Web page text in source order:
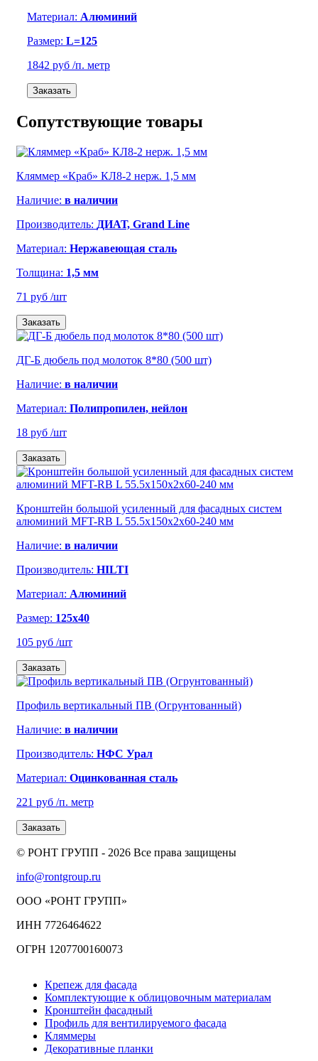
Материал: Алюминий
Размер: L=125
1842 руб /п. метр
Заказать
Сопутствующие товары
Кляммер «Краб» КЛ8-2 нерж. 1,5 мм
Наличие: в наличии
Производитель: ДИАТ, Grand Line
Материал: Нержавеющая сталь
Толщина: 1,5 мм
71 руб /шт
Заказать
ДГ-Б дюбель под молоток 8*80 (500 шт)
Наличие: в наличии
Материал: Полипропилен, нейлон
18 руб /шт
Заказать
Кронштейн большой усиленный для фасадных систем
алюминий MFT-RB L 55.5x150x2x60-240 мм
Наличие: в наличии
Производитель: HILTI
Материал: Алюминий
Размер: 125x40
105 руб /шт
Заказать
Профиль вертикальный ПВ (Огрунтованный)
Наличие: в наличии
Производитель: НФС Урал
Материал: Оцинкованная сталь
221 руб /п. метр
Заказать
© РОНТ ГРУПП - 2026 Все права защищены
info@rontgroup.ru
ООО «РОНТ ГРУПП»
ИНН 7726464622
ОГРН 1207700160073
Крепеж для фасада
Комплектующие к облицовочным материалам
Кронштейн фасадный
Профиль для вентилируемого фасада
Кляммеры
Декоративные планки